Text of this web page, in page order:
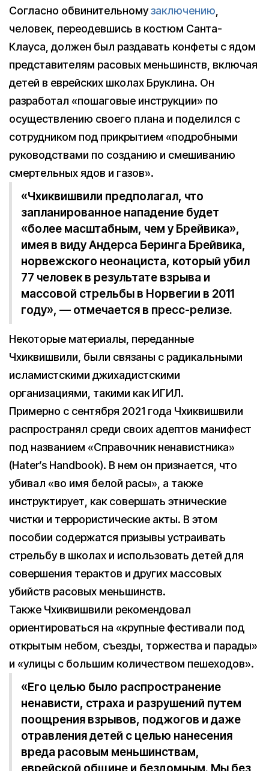
Согласно обвинительномузаключению,
человек, переодевшись в костюм Санта-
Клауса, должен был раздавать конфеты с ядом
представителям расовых меньшинств, включая
детей в еврейских школах Бруклина. Он
разработал «пошаговые инструкции» по
осуществлению своего плана и поделился с
сотрудником под прикрытием «подробными
руководствами по созданию и смешиванию
смертельных ядов и газов».
«Чхиквишвили предполагал, что
запланированное нападение будет
«более масштабным, чем у Брейвика»,
имея в виду Андерса Беринга Брейвика,
норвежского неонациста, который убил
77 человек в результате взрыва и
массовой стрельбы в Норвегии в 2011
году», — отмечается в пресс-релизе.
Некоторые материалы, переданные
Чхиквишвили, были связаны с радикальными
исламистскими джихадистскими
организациями, такими как ИГИЛ.
Примерно с сентября 2021 года Чхиквишвили
распространял среди своих адептов манифест
под названием «Справочник ненавистника»
(Hater’s Handbook). В нем он признается, что
убивал «во имя белой расы», а также
инструктирует, как совершать этнические
чистки и террористические акты. В этом
пособии содержатся призывы устраивать
стрельбу в школах и использовать детей для
совершения терактов и других массовых
убийств расовых меньшинств.
Также Чхиквишвили рекомендовал
ориентироваться на «крупные фестивали под
открытым небом, съезды, торжества и парады»
и «улицы с большим количеством пешеходов».
«Его целью было распространение
ненависти, страха и разрушений путем
поощрения взрывов, поджогов и даже
отравления детей с целью нанесения
вреда расовым меньшинствам,